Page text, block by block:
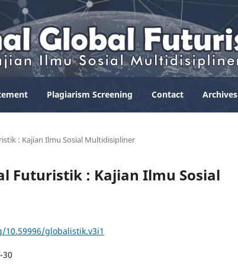
Plagiarism Screening Contact Archives
: Kajian Ilmu Sosial Multidisipliner
Futuristik : Kajian Ilmu Sosial
globalistik.v3i1
30